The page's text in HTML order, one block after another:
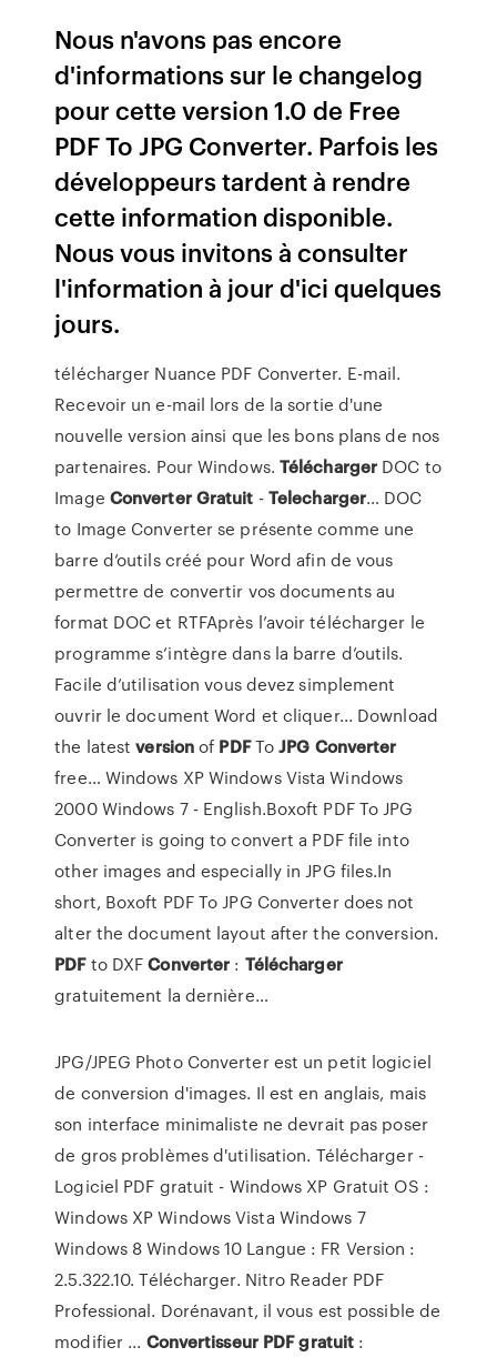
Nous n'avons pas encore
d'informations sur le changelog
pour cette version 1.0 de Free
PDF To JPG Converter. Parfois les
développeurs tardent à rendre
cette information disponible.
Nous vous invitons à consulter
l'information à jour d'ici quelques
jours.
télécharger Nuance PDF Converter. E-mail.
Recevoir un e-mail lors de la sortie d'une
nouvelle version ainsi que les bons plans de nos
partenaires. Pour Windows. Télécharger DOC to
Image Converter Gratuit -Telecharger… DOC
to Image Converter se présente comme une
barre d’outils créé pour Word afin de vous
permettre de convertir vos documents au
format DOC et RTFAprès l’avoir télécharger le
programme s’intègre dans la barre d’outils.
Facile d’utilisation vous devez simplement
ouvrir le document Word et cliquer... Download
the latestversionof PDFToJPG Converter
free… Windows XP Windows Vista Windows
2000 Windows 7 - English.Boxoft PDF To JPG
Converter is going to convert a PDF file into
other images and especially in JPG files.In
short, Boxoft PDF To JPG Converter does not
alter the document layout after the conversion.
PDFto DXFConverter : Télécharger
gratuitement la dernière…
JPG/JPEG Photo Converter est un petit logiciel
de conversion d'images. Il est en anglais, mais
son interface minimaliste ne devrait pas poser
de gros problèmes d'utilisation. Télécharger -
Logiciel PDF gratuit - Windows XP Gratuit OS :
Windows XP Windows Vista Windows 7
Windows 8 Windows 10 Langue : FR Version :
2.5.322.10. Télécharger. Nitro Reader PDF
Professional. Dorénavant, il vous est possible de
modifier ... Convertisseur PDFgratuit :